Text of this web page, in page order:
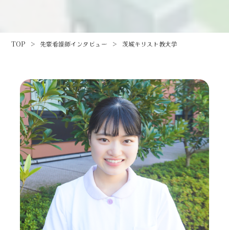
TOP > 先輩看護師インタビュー > 茨城キリスト教大学